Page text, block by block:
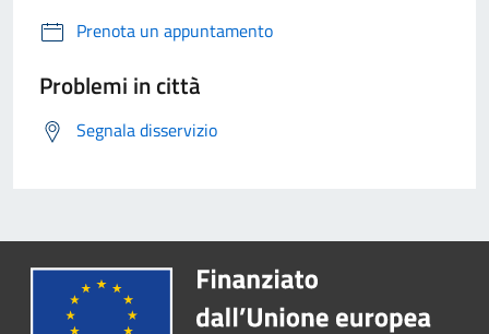
Prenota un appuntamento
Problemi in città
Segnala disservizio